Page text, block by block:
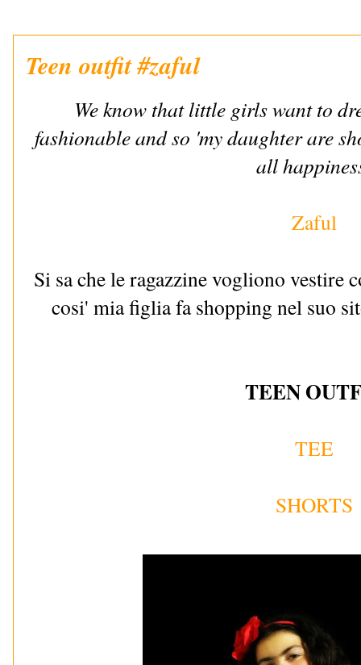
Teen outfit #zaful
We know that little girls want to
fashionable and so 'my daughter are
all
Zaful
Si sa che le ragazzine vogliono vestire
cosi' mia figlia fa shopping nel suo
TEEN
TEE
SHORTS